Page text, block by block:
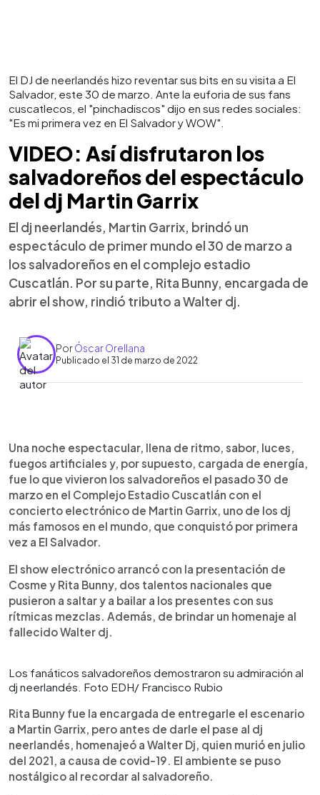
El DJ de neerlandés hizo reventar sus bits en su visita a El
Salvador, este 30 de marzo. Ante la euforia de sus fans
cuscatlecos, el "pinchadiscos" dijo en sus redes sociales:
"Es mi primera vez en El Salvador y WOW".
VIDEO: Así disfrutaron los
salvadoreños del espectáculo
del dj Martin Garrix
El dj neerlandés, Martin Garrix, brindó un
espectáculo de primer mundo el 30 de marzo a
los salvadoreños en el complejo estadio
Cuscatlán. Por su parte, Rita Bunny, encargada de
abrir el show, rindió tributo a Walter dj.
PorÓscar Orellana
Publicado el 31 de marzo de 2022
► Escuchar artículo
Una noche espectacular, llena de ritmo, sabor, luces,
fuegos artificiales y, por supuesto, cargada de energía,
fue lo que vivieron los salvadoreños el pasado 30 de
marzo en el Complejo Estadio Cuscatlán con el
concierto electrónico de Martin Garrix, uno de los dj
más famosos en el mundo, que conquistó por primera
vez a El Salvador.
El show electrónico arrancó con la presentación de
Cosme y Rita Bunny, dos talentos nacionales que
pusieron a saltar y a bailar a los presentes con sus
rítmicas mezclas. Además, de brindar un homenaje al
fallecido Walter dj.
Los fanáticos salvadoreños demostraron su admiración al
dj neerlandés. Foto EDH/ Francisco Rubio
Rita Bunny fue la encargada de entregarle el escenario
a Martin Garrix, pero antes de darle el pase al dj
neerlandés, homenajeó a Walter Dj, quien murió en julio
del 2021, a causa de covid-19. El ambiente se puso
nostálgico al recordar al salvadoreño.